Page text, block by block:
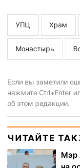
УПЦ Храм
Монастырь
Если вы заметили
нажмите Ctrl+Enter
об этом редакции.
ЧИТАЙТЕ
Мэр